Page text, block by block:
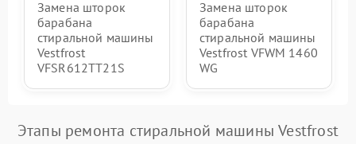
Замена шторок
барабана
стиральной машины
Vestfrost
VFSR612TT21S
Замена шторок
барабана
стиральной машины
Vestfrost VFWM 1460
WG
Этапы ремонта стиральной машины Vestfrost